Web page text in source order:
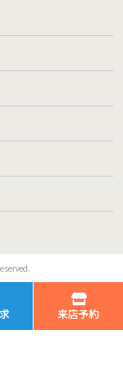
来店予約